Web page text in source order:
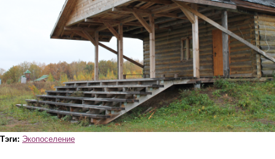
Тэги: Экопоселение